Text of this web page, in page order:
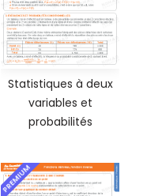
Statistiques à deux
variables et
probabilités
PREMIUM